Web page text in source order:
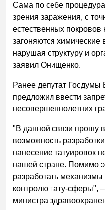
Сама по себе процедура
зрения заражения, с
естественных
загоняются
нарушая структуру и
заявил Онищенко.
Ранее депутат
предложил ввести
несовершеннолетних
"В данной связи прошу
возможность
нанесение татуировок
нашей стране. Помимо
разработать
контролю тату-сферы",
министра